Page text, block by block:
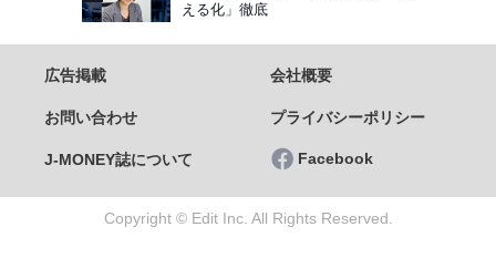
える化」徹底
広告掲載 会社概要
お問い合わせ プライバシーポリシー
J-MONEY誌について Facebook
Copyright © Edit Inc. All Rights Reserved.